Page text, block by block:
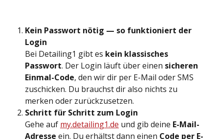
Kein Passwort nötig — so funktioniert der
Login
Bei Detailing1 gibt es kein klassisches
Passwort. Der Login läuft über einen sicheren
Einmal-Code, den wir dir per E-Mail oder SMS
zuschicken. Du brauchst dir also nichts zu
merken oder zurückzusetzen.
Schritt für Schritt zum Login
Gehe auf my.detailing1.de und gib deine E-Mail-
Adresse ein. Du erhältst dann einen Code per E-